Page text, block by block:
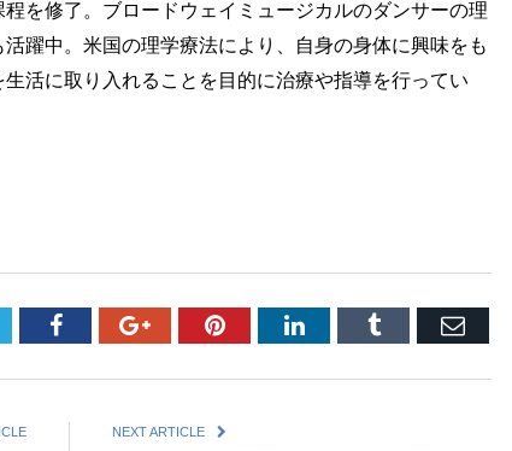
を修了。ブロードウェイミュージカルのダンサーの理
躍中。米国の理学療法により、自身の身体に興味をも
活に取り入れることを目的に治療や指導を行ってい
FacebookGoogle+PinterestLinkedInTumblr Email
NEXT ARTICLE